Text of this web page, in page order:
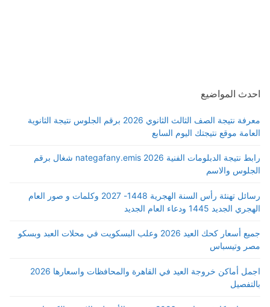
احدث المواضيع
معرفة نتيجة الصف الثالث الثانوي 2026 برقم الجلوس نتيجة الثانوية
العامة موقع نتيجتك اليوم السابع
رابط نتيجة الدبلومات الفنية 2026 nategafany.emis شغال برقم
الجلوس والاسم
رسائل تهنئة رأس السنة الهجرية 1448- 2027 وكلمات و صور العام
الهجري الجديد 1445 ودعاء العام الجديد
جميع أسعار كحك العيد 2026 وعلب البسكويت في محلات العبد وبسكو
مصر وتيسباس
اجمل أماكن خروجة العيد في القاهرة والمحافظات واسعارها 2026
بالتفصيل